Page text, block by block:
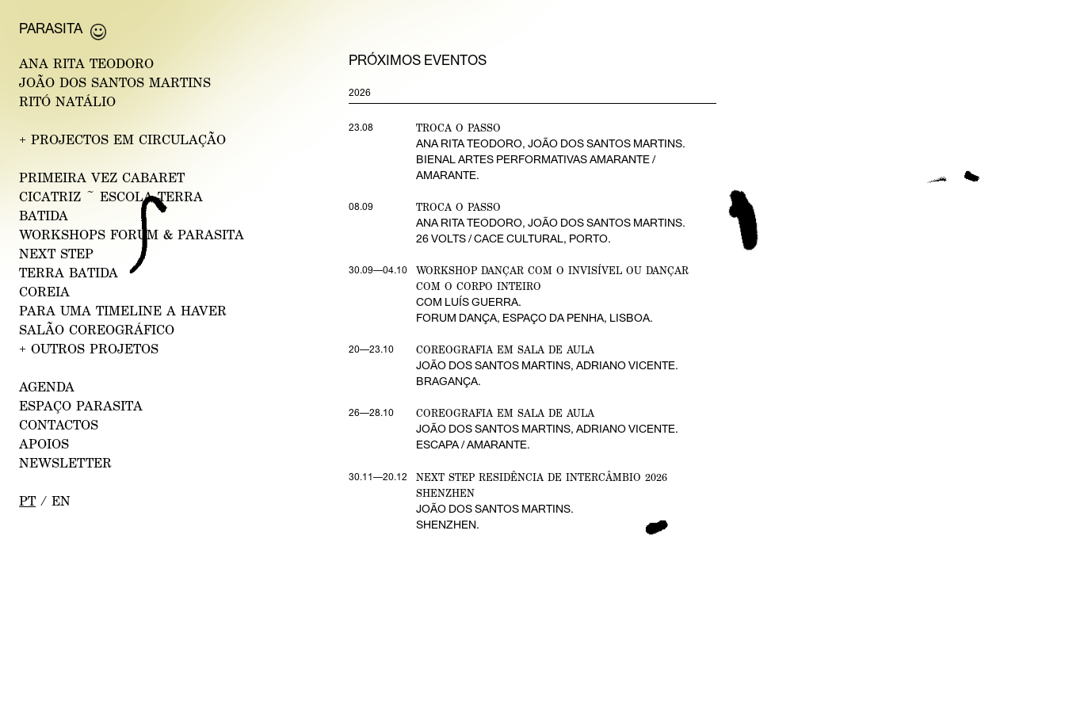
PARASITA
ANA RITA TEODORO
JOÃO DOS SANTOS MARTINS
RITÓ NATÁLIO
+ PROJECTOS EM CIRCULAÇÃO
PRIMEIRA VEZCABARET
CICATRIZ ~ ESCOLA TERRA
BATIDA
WORKSHOPS FORUM & PARASITA
NEXT STEP
TERRA BATIDA
COREIA
PARA UMA TIMELINE A HAVER
SALÃO COREOGRÁFICO
+ OUTROS PROJETOS
AGENDA
ESPAÇO PARASITA
CONTACTOS
APOIOS
NEWSLETTER
PT /EN
PRÓXIMOS EVENTOS
2026
23.08
TROCA O PASSO
ANA RITA TEODORO, JOÃO DOS SANTOS MARTINS.
BIENAL ARTES PERFORMATIVAS AMARANTE /
AMARANTE.
08.09
TROCA O PASSO
ANA RITA TEODORO, JOÃO DOS SANTOS MARTINS.
26 VOLTS / CACE CULTURAL, PORTO.
30.09—04.10
WORKSHOP DANÇAR COM O INVISÍVEL OU DANÇAR
COM O CORPO INTEIRO
COM LUÍS GUERRA.
FORUM DANÇA, ESPAÇO DA PENHA, LISBOA.
20—23.10
COREOGRAFIA EM SALA DE AULA
JOÃO DOS SANTOS MARTINS, ADRIANO VICENTE.
BRAGANÇA.
26—28.10
COREOGRAFIA EM SALA DE AULA
JOÃO DOS SANTOS MARTINS, ADRIANO VICENTE.
ESCAPA / AMARANTE.
30.11—20.12
NEXT STEP RESIDÊNCIA DE INTERCÂMBIO 2026
SHENZHEN
JOÃO DOS SANTOS MARTINS.
SHENZHEN.